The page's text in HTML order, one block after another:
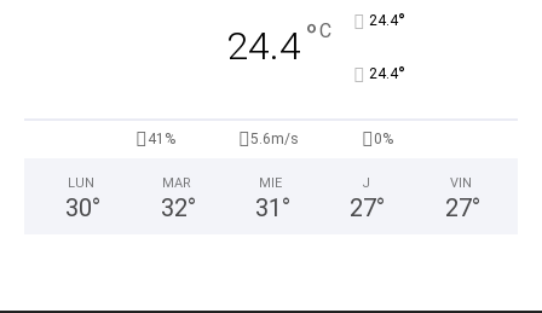
24.4°C 24.4°
24.4°
41% 5.6m/s 0%
LUN
30°
MAR
32°
MIE
31 °
J
27°
VIN
27°